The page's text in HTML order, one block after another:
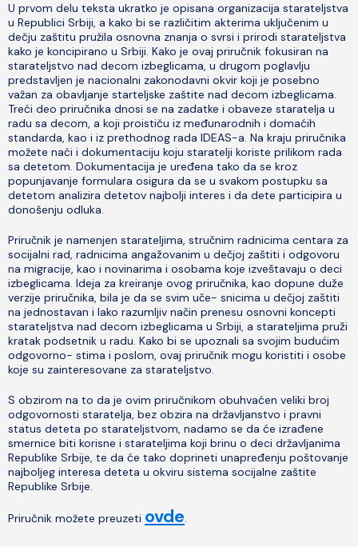
U prvom delu teksta ukratko je opisana organizacija starateljstva
u Republici Srbiji, a kako bi se različitim akterima uključenim u
dečju zaštitu pružila osnovna znanja o svrsi i prirodi starateljstva
kako je koncipirano u Srbiji. Kako je ovaj priručnik fokusiran na
starateljstvo nad decom izbeglicama, u drugom poglavlju
predstavljen je nacionalni zakonodavni okvir koji je posebno
važan za obavljanje starteljske zaštite nad decom izbeglicama.
Treći deo priručnika dnosi se na zadatke i obaveze staratelja u
radu sa decom, a koji proističu iz međunarodnih i domaćih
standarda, kao i iz prethodnog rada IDEAS-a. Na kraju priručnika
možete naći i dokumentaciju koju staratelji koriste prilikom rada
sa detetom. Dokumentacija je uređena tako da se kroz
popunjavanje formulara osigura da se u svakom postupku sa
detetom analizira detetov najbolji interes i da dete participira u
donošenju odluka.
Priručnik je namenjen starateljima, stručnim radnicima centara za
socijalni rad, radnicima angažovanim u dečjoj zaštiti i odgovoru
na migracije, kao i novinarima i osobama koje izveštavaju o deci
izbeglicama. Ideja za kreiranje ovog priručnika, kao dopune duže
verzije priručnika, bila je da se svim uče- snicima u dečjoj zaštiti
na jednostavan i lako razumljiv način prenesu osnovni koncepti
starateljstva nad decom izbeglicama u Srbiji, a starateljima pruži
kratak podsetnik u radu. Kako bi se upoznali sa svojim budućim
odgovorno- stima i poslom, ovaj priručnik mogu koristiti i osobe
koje su zainteresovane za starateljstvo.
S obzirom na to da je ovim priručnikom obuhvaćen veliki broj
odgovornosti staratelja, bez obzira na državljanstvo i pravni
status deteta po starateljstvom, nadamo se da će izrađene
smernice biti korisne i starateljima koji brinu o deci državljanima
Republike Srbije, te da će tako doprineti unapređenju poštovanje
najboljeg interesa deteta u okviru sistema socijalne zaštite
Republike Srbije.
Priručnik možete preuzeti ovde.